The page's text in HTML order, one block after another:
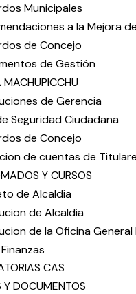
Municipales
a la Mejora
de Concejo
de Gestión
MACHUPICCHU
de Gerencia
Seguridad Ciudadana
de Concejo
de cuentas de
Y CURSOS
de Alcaldia
de Alcaldia
de la Oficina General
CAS
Y DOCUMENTOS